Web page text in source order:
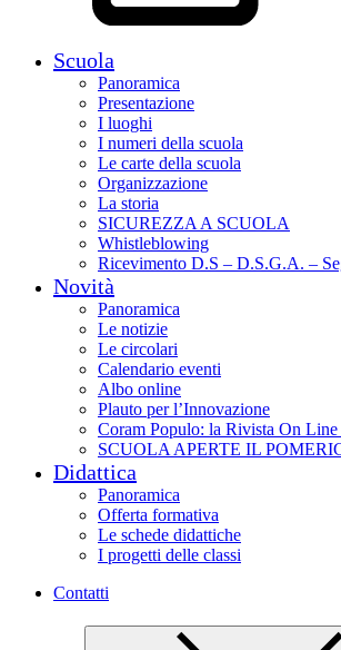
Scuola
Panoramica
Presentazione
I luoghi
I numeri della scuola
Le carte della scuola
Organizzazione
La storia
SICUREZZA A SCUOLA
Whistleblowing
Ricevimento D.S – D.S.G.A. –
Novità
Panoramica
Le notizie
Le circolari
Calendario eventi
Albo online
Plauto per l’Innovazione
Coram Populo: la Rivista On Line
SCUOLA APERTE IL
Didattica
Panoramica
Offerta formativa
Le schede didattiche
I progetti delle classi
Contatti